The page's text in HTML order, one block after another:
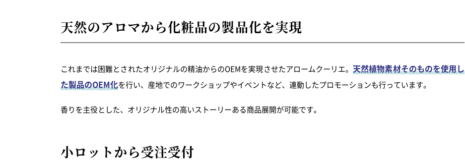
天然のアロマから化粧品の製品化を実現
これまでは困難とされたオリジナルの精油からのOEMを実現させたアロームクーリエ。 天然植物素材そのものを使用し
た製品のOEM化を行い、産地でのワークショップやイベントなど、連動したプロモーションも行っています。
香りを主役とした、オリジナル性の高いストーリーある商品展開が可能です。
小ロットから受注受付